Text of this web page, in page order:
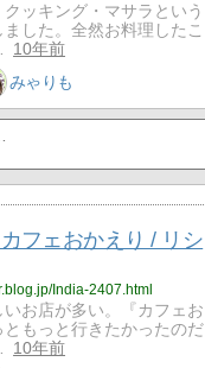
ッキング・マサラという
した。全然お料理したこ
10年前
みゃりも
フェおかえり / リシ
India-2407.html
いお店が多い。『カフェお
もっと行きたかったのだ
10年前